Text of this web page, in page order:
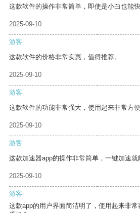
这款软件的操作非常简单，即使是小白也能快
2025-09-10
游客
这款软件的价格非常实惠，值得推荐。
2025-09-10
游客
这款软件的功能非常强大，使用起来非常方便
2025-09-10
游客
这款加速器app的操作非常简单，一键加速就
2025-09-10
游客
这款app的用户界面简洁明了，使用起来非